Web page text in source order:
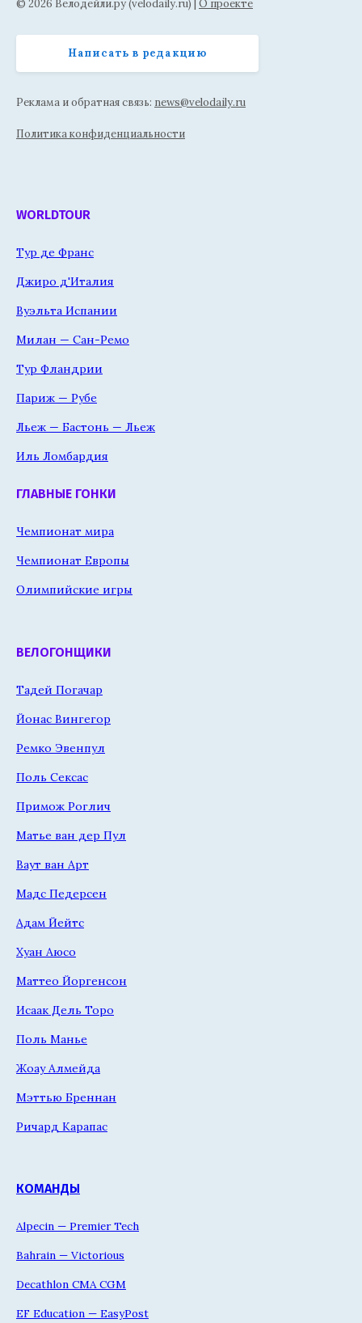
© 2026 Велодейли.ру (velodaily.ru) | О проекте
Написать в редакцию
Реклама и обратная связь: news@velodaily.ru
Политика конфиденциальности
WORLDTOUR
Тур де Франс
Джиро д'Италия
Вуэльта Испании
Милан — Сан-Ремо
Тур Фландрии
Париж — Рубе
Льеж — Бастонь — Льеж
Иль Ломбардия
ГЛАВНЫЕ ГОНКИ
Чемпионат мира
Чемпионат Европы
Олимпийские игры
ВЕЛОГОНЩИКИ
Тадей Погачар
Йонас Вингегор
Ремко Эвенпул
Поль Сексас
Примож Роглич
Матье ван дер Пул
Ваут ван Арт
Мадс Педерсен
Адам Йейтс
Хуан Аюсо
Маттео Йоргенсон
Исаак Дель Торо
Поль Манье
Жоау Алмейда
Мэттью Бреннан
Ричард Карапас
КОМАНДЫ
Alpecin — Premier Tech
Bahrain — Victorious
Decathlon CMA CGM
EF Education — EasyPost